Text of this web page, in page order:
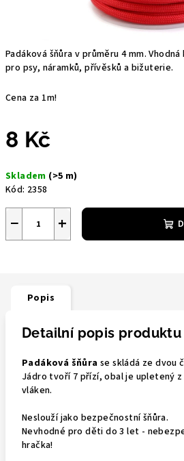
Padáková šňůra v průměru 4 mm.
pro psy, náramků, přívěsků a bižuterie.
Cena za 1m!
8 Kč
cena:
Skladem (>5 m)
Kód: 2358
+
−
Popis
Detailní popis produktu
Padáková šňůra se skládá ze dvou
Jádro tvoří 7 přízí, obal je upletený
vláken.
Neslouží jako bezpečnostní šňůra.
Nevhodné pro děti do 3 let -
hračka!